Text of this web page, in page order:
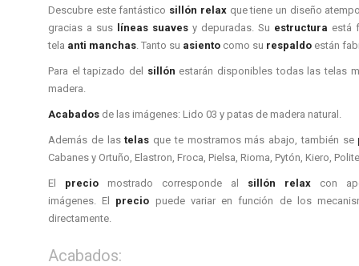
Descubre este fantástico sillón relaxque tiene un diseño
gracias a sus
líneas suavesy depuradas. Su estructura está
tela anti manchas . Tanto su asiento como su respaldo están
Para el tapizado del sillón estarán disponibles todas las telas
madera.
Acabados de las imágenes: Lido 03 y patas de madera natural.
Además de lastelas que te mostramos más abajo, también se
Cabanes y Ortuño, Elastron, Froca, Pielsa, Rioma, Pytón, Kiero,
El precio mostrado corresponde al sillón relax con
imágenes. El precio puede variar en función de los
directamente.
Acabados: